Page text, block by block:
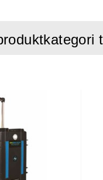
+ bränsle:
99 kg